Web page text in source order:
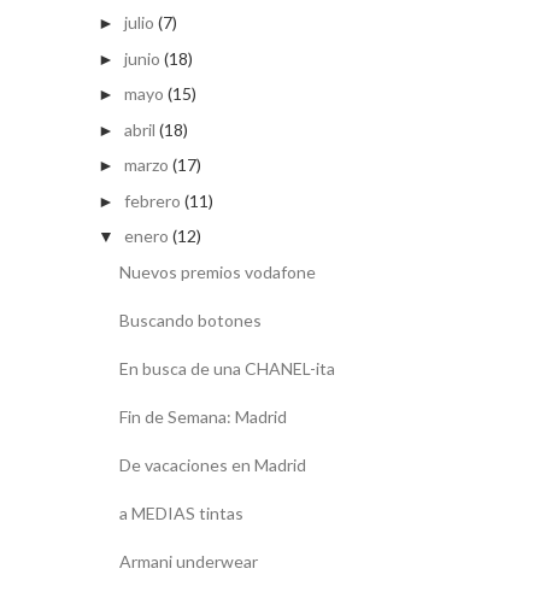
► julio (7)
► junio (18)
► mayo (15)
► abril (18)
► marzo (17)
► febrero (11)
▼ enero (12)
Nuevos premios vodafone
Buscando botones
En busca de una CHANEL-ita
Fin de Semana: Madrid
De vacaciones en Madrid
a MEDIAS tintas
Armani underwear